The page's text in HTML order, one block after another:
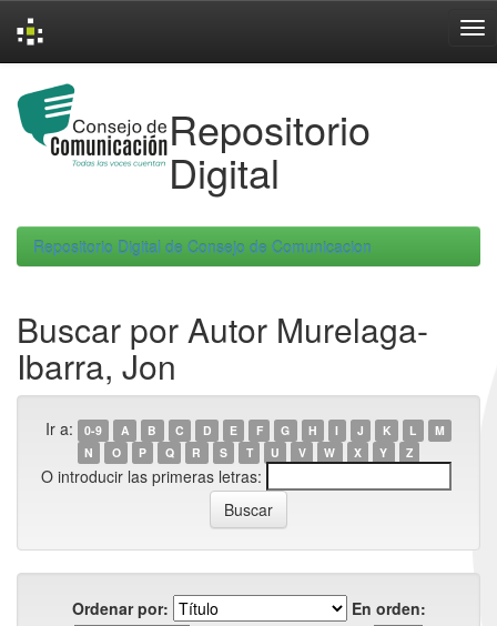
navigation
Repositorio
Digital
Repositorio Digital de Consejo de Comunicacion
Buscar por Autor Murelaga-
Ibarra, Jon
Ir a: 0-9 A B C D E F G H I J K L
M
N
O P Q R S T U V W X Y Z
O introducir las primeras letras:
Ordenar por:
En orden: